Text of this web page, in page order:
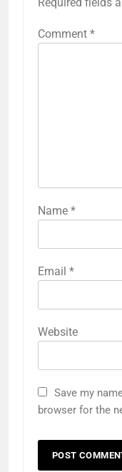
Comment *
Name *
Email *
Website
Save my
browser for the